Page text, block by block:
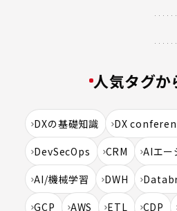
人気タグか
DXの基礎知識 DX
DevSecOps
CRM
AIエー
AI/機械学習
DWH
GCP
AWS ETL CDP